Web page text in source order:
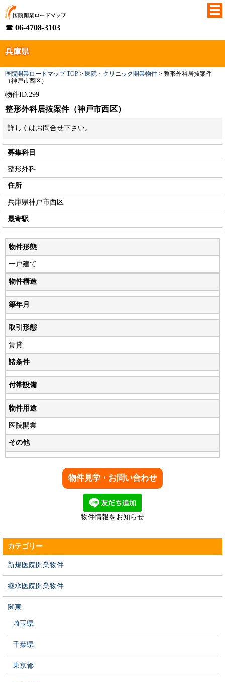
☎ 06-4708-3103
兵庫県
医院開業ロードマップ TOP > 医院・クリニック開業物件 > 整形外科居抜案件
（神戸市西区）
物件ID.299
整形外科居抜案件（神戸市西区）
詳しくはお問合せ下さい。
募集科目
整形外科
住所
兵庫県神戸市西区
最寄駅
物件形態
一戸建て
物件構造
築年月
取引形態
賃貸
諸条件
付帯設備
物件用途
医院開業
その他
物件情報をお知らせ
カテゴリー
新規医院開業物件
継承医院開業物件
関東
埼玉県
千葉県
東京都